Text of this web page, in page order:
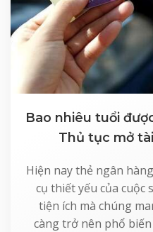
Bao nhiêu tuổi
Thủ tục mở
Hiện nay thẻ ngân
cụ thiết yếu của cuộc
tiện ích mà chúng
càng trở nên phổ